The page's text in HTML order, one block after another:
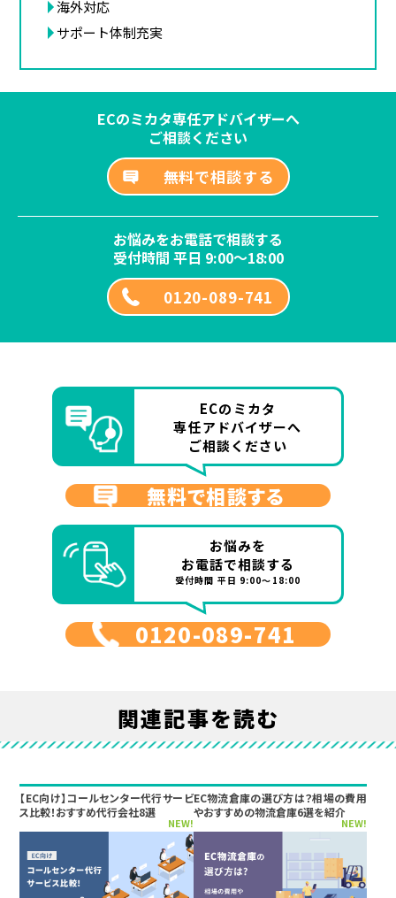
海外対応
サポート体制充実
ECのミカタ専任アドバイザーへ
ご相談ください
無料で相談する
お悩みをお電話で相談する
受付時間 平日 9:00～18:00
0120-089-741
ECのミカタ
専任アドバイザーへ
ご相談ください
無料で相談する
お悩みを
お電話で相談する
受付時間 平日 9:00～18:00
0120-089-741
関連記事を読む
【EC向け】コールセンター代行サービ
ス比較！おすすめ代行会社8選
NEW!
EC物流倉庫の選び方は？相場の費用
やおすすめの物流倉庫6選を紹介
NEW!